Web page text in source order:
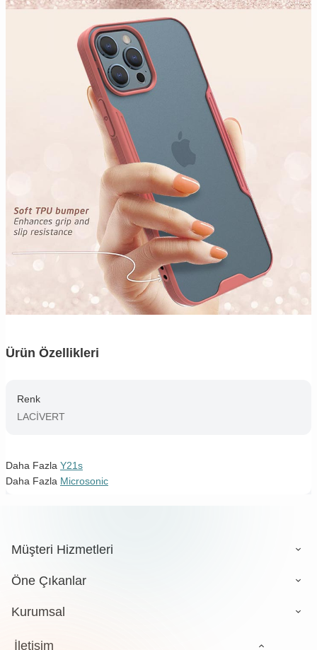
Ürün Özellikleri
Renk
LACİVERT
Daha Fazla Y21s
Daha Fazla Microsonic
Müşteri Hizmetleri
Öne Çıkanlar
Kurumsal
İletişim